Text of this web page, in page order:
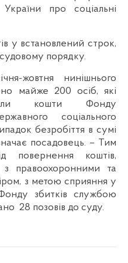
про соціальні
у встановлений строк,
порядку.
жовтня нинішнього
майже 200 осіб, які
кошти Фонду
соціального
безробіття в сумі
посадовець. – Тим
повернення коштів,
правоохоронними та
з метою сприяння у
збитків службою
28 позовів до суду.